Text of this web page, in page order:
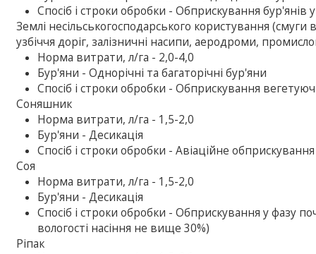
Спосіб і строки обробки - Обприскування бур'янів
Землі несільськогосподарського користування
узбіччя доріг, залізничні насипи, аеродроми,
Норма витрати, л/га - 2,0-4,0
Бур'яни - Однорічні та багаторічні бур'яни
Спосіб і строки обробки - Обприскування
Соняшник
Норма витрати, л/га - 1,5-2,0
Бур'яни - Десикація
Спосіб і строки обробки - Авіаційне
Соя
Норма витрати, л/га - 1,5-2,0
Бур'яни - Десикація
Спосіб і строки обробки - Обприскування у фазу
вологості насіння не вище 30%)
Ріпак